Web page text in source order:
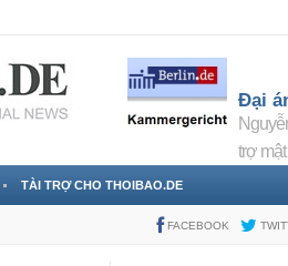
Đại
trợ
TÀI TRỢ CHO THOIBAO.DE
FACEBOOK